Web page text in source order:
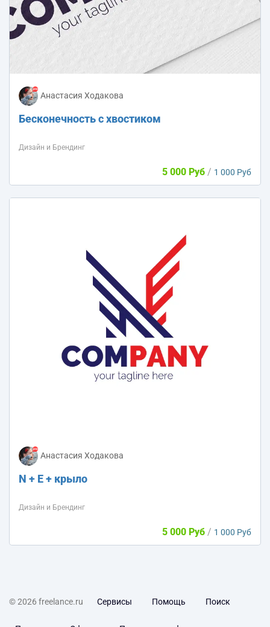
Анастасия Ходакова
Бесконечность с хвостиком
Дизайн и Брендинг
5 000 Руб / 1 000 Руб
Анастасия Ходакова
N + E + крыло
Дизайн и Брендинг
5 000 Руб / 1 000 Руб
© 2026 freelance.ru Сервисы Помощь Поиск